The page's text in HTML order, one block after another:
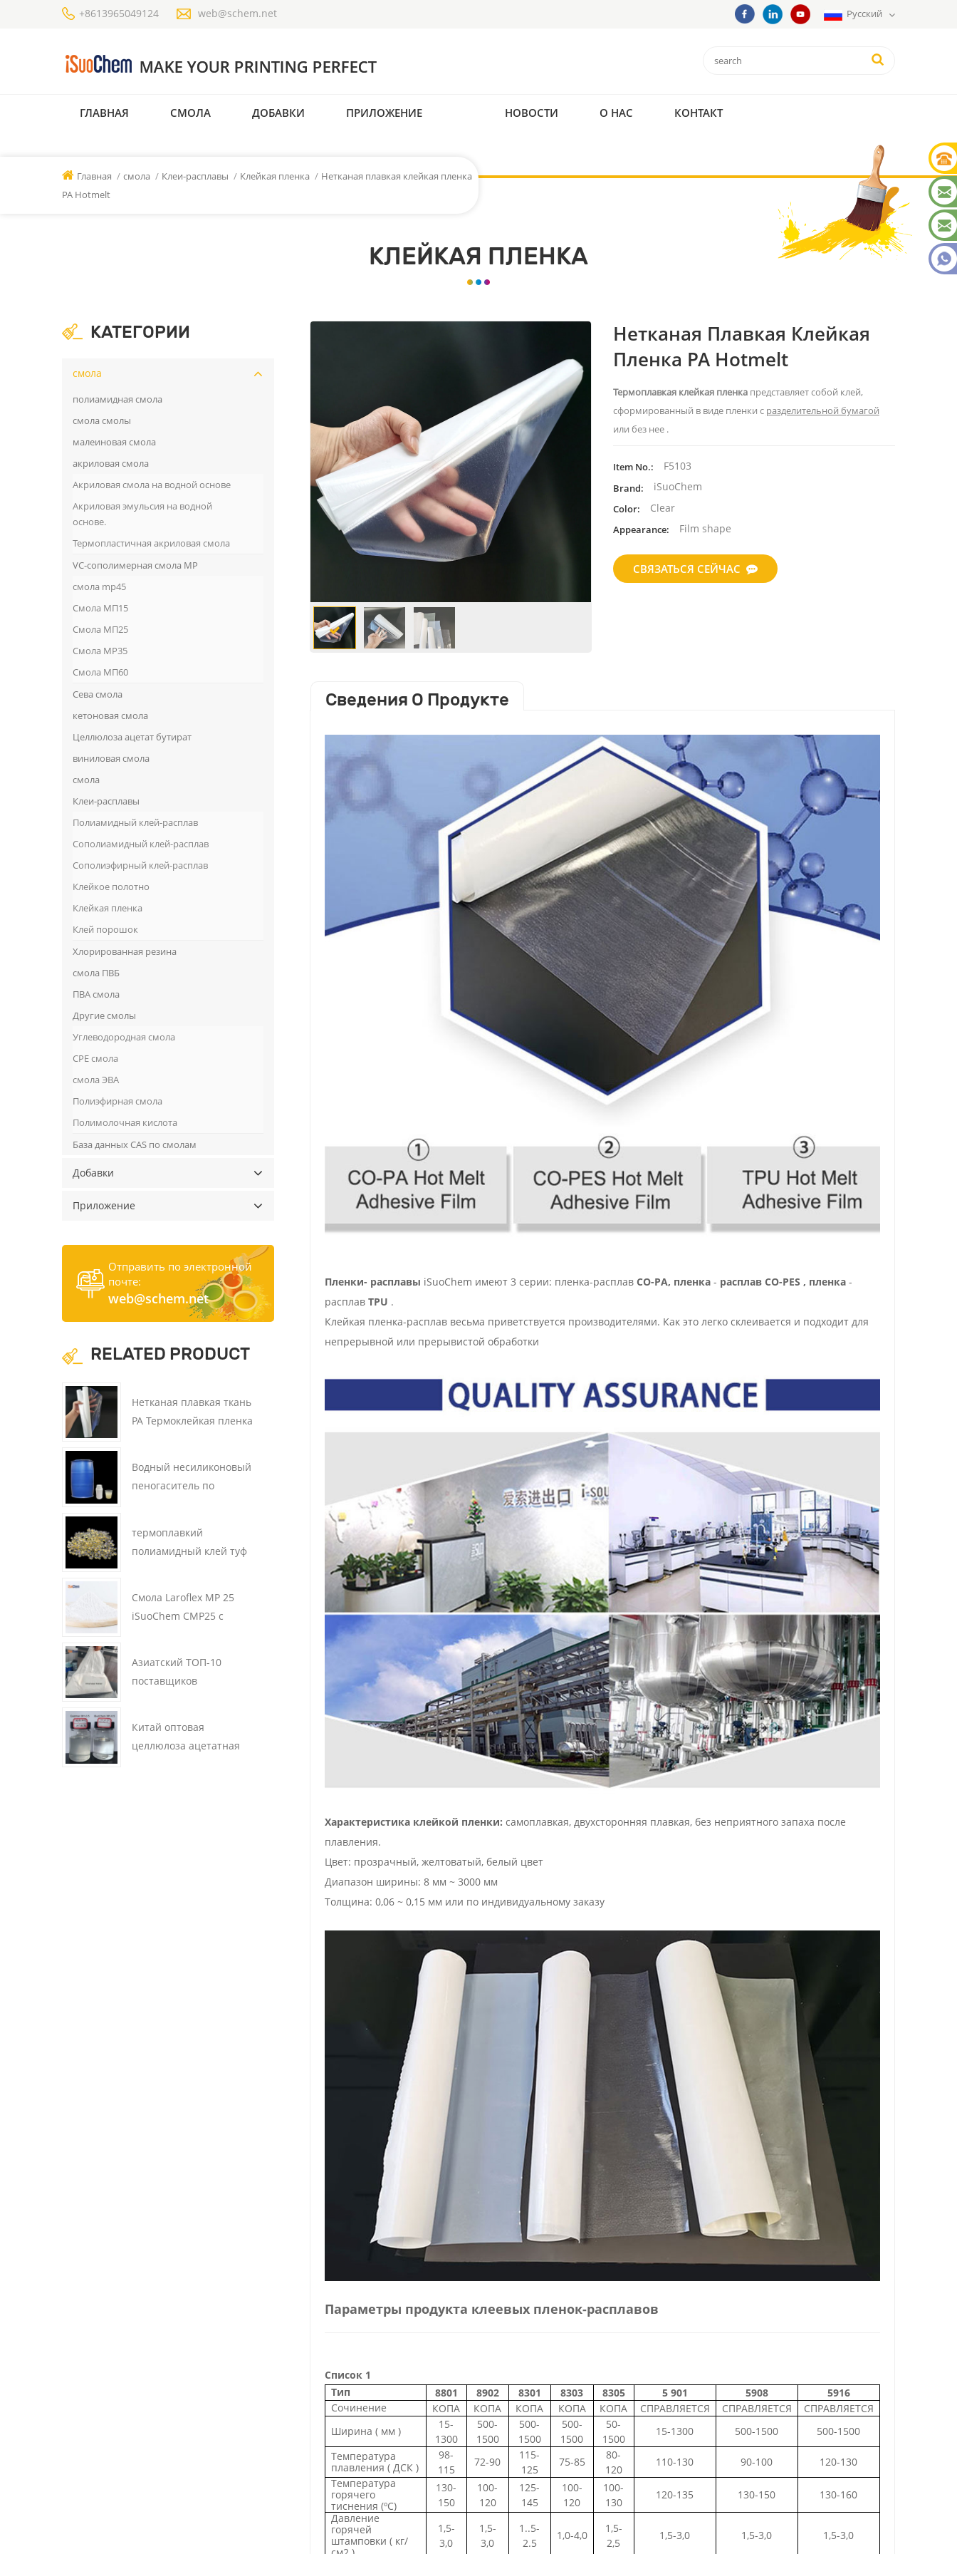
+8613965049124 web@schem.net Русский
ГЛАВНАЯ СМОЛА ДОБАВКИ ПРИЛОЖЕНИЕ НОВОСТИ О НАС КОНТАКТ
Главная / смола / Клеи-расплавы / Клейкая пленка / Нетканая плавкая клейкая пленка
PA Hotmelt
КЛЕЙКАЯ ПЛЕНКА
Нетканая Плавкая Клейкая
Пленка PA Hotmelt
Термоплавкая клейкая пленка представляет собой клей,
сформированный в виде пленки с разделительной бумагой
или без нее .
Item No.: F5103
Brand: iSuoChem
Color: Clear
Appearance: Film shape
СВЯЗАТЬСЯ СЕЙЧАС
Сведения О Продукте
Пленки- расплавы iSuoChem имеют 3 серии: пленка-расплав CO-PA, пленка - расплав CO-PES , пленка -
расплав TPU .
Клейкая пленка-расплав весьма приветствуется производителями. Как это легко склеивается и подходит для
непрерывной или прерывистой обработки
Характеристика клейкой пленки: самоплавкая, двухсторонняя плавкая, без неприятного запаха после
плавления.
Цвет: прозрачный, желтоватый, белый цвет
Диапазон ширины: 8 мм ~ 3000 мм
Толщина: 0,06 ~ 0,15 мм или по индивидуальному заказу
Параметры продукта клеевых пленок-расплавов
Список 1
Тип
8801 8902 8301 8303 8305 5 901 5908
5916
Сочинение
КОПА КОПА КОПА КОПА КОПА СПРАВЛЯЕТСЯ СПРАВЛЯЕТСЯ
СПРАВЛЯЕТСЯ
Ширина ( мм )
15-
1300
500-
1500
500-
1500
500-
1500
50-
1500
15-1300 500-1500
500-1500
Температура
плавления ( ДСК )
98-
115
72-90
115-
125
75-85
80-
120
110-130 90-100
120-130
Температура
горячего
тиснения (ºC)
130-
150
100-
120
125-
145
100-
120
100-
130
120-135 130-150
130-160
Давление
горячей
штамповки ( кг/
1,5-
3,0
1,5-
3,0
1..5-
2.5
1,0-4,0
1,5-
2,5
1,5-3,0 1,5-3,0 1,5-3,0
КАТЕГОРИИ
смола
полиамидная смола
смола смолы
малеиновая смола
акриловая смола
Акриловая смола на водной основе
Акриловая эмульсия на водной
основе.
Термопластичная акриловая смола
VC-сополимерная смола MP
смола mp45
Смола МП15
Смола МП25
Смола MP35
Смола МП60
Сева смола
кетоновая смола
Целлюлоза ацетат бутират
виниловая смола
смола
Клеи-расплавы
Полиамидный клей-расплав
Сополиамидный клей-расплав
Сополиэфирный клей-расплав
Клейкое полотно
Клейкая пленка
Клей порошок
Хлорированная резина
смола ПВБ
ПВА смола
Другие смолы
Углеводородная смола
CPE смола
смола ЭВА
Полиэфирная смола
Полимолочная кислота
База данных CAS по смолам
Добавки
Приложение
Отправить по электронной
почте:
web@schem.net
RELATED PRODUCT
Нетканая плавкая ткань
PA Термоклейкая пленка
Водный несиликоновый
пеногаситель по
термоплавкий
полиамидный клей туф
Смола Laroflex MP 25
iSuoChem CMP25 с
Азиатский ТОП-10
поставщиков
Китай оптовая
целлюлоза ацетатная